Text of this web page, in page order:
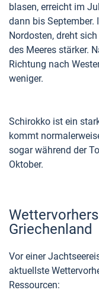
blasen, erreicht im
dann bis September.
Nordosten, dreht
des Meeres stärker.
Richtung nach
weniger.
Schirokko ist ein
kommt
sogar während der
Oktober.
Griechenland
Vor einer
aktuellste
Ressourcen: